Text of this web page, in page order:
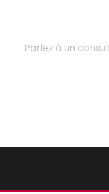
Parlez à un